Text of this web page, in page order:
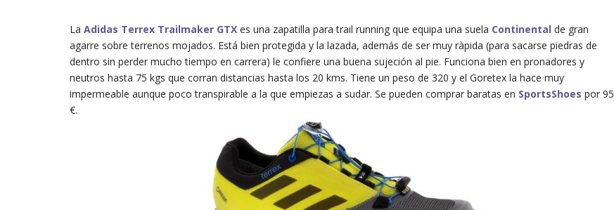
La Adidas Terrex Trailmaker GTXes una zapatilla para trail running que equipa una suela Continental de gran
agarre sobre terrenos mojados. Está bien protegida y la lazada, además de ser muy ràpida (para sacarse piedras de
dentro sin perder mucho tiempo en carrera) le confiere una buena sujeción al pie. Funciona bien en pronadores y
neutros hasta 75 kgs que corran distancias hasta los 20 kms. Tiene un peso de 320 y el Goretex la hace muy
impermeable aunque poco transpirable a la que empiezas a sudar. Se pueden comprar baratas en SportsShoes por 95
€.